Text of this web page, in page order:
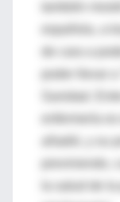
española, a
la salud de